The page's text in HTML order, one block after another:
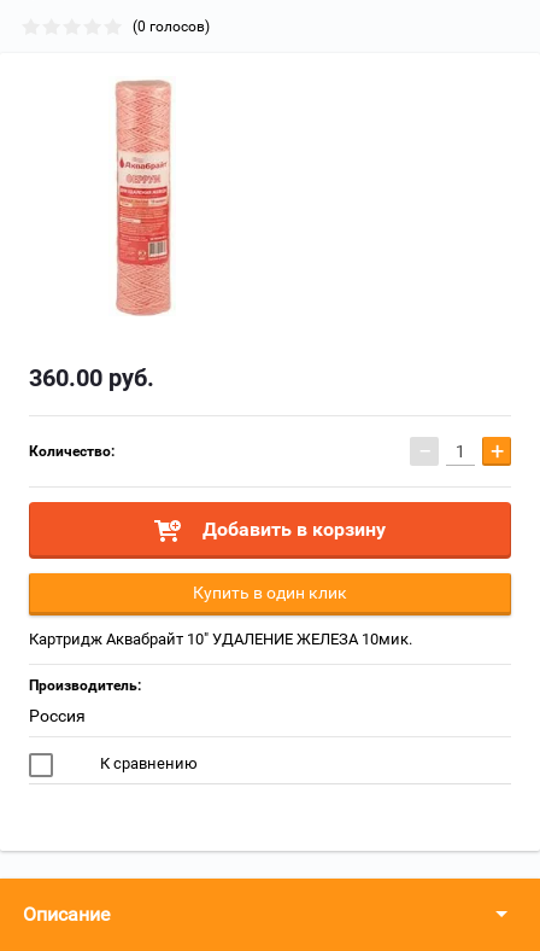
(0 голосов)
360.00 руб.
Количество: − +
Добавить в корзину
Купить в один клик
Картридж Аквабрайт 10" УДАЛЕНИЕ ЖЕЛЕЗА 10мик.
Производитель:
Россия
К сравнению
Описание